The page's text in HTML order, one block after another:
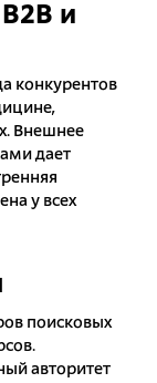
и
конкурентов
Внешнее
дает
у всех
поисковых
авторитет